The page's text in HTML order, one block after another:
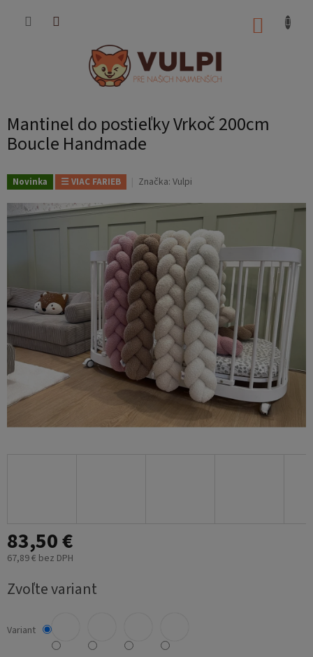
Mantinel do postieľky Vrkoč 200cm
Boucle Handmade
Novinka ☰ VIAC FARIEB Značka: Vulpi
83,50 €
67,89 € bez DPH
cena:
Zvoľte variant
Variant